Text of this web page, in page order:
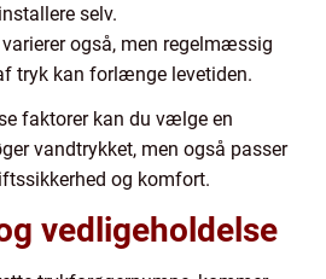
selv.
også, men regelmæssig
tryk kan forlænge levetiden.
faktorer kan du vælge en
vandtrykket, men også passer
og komfort.
vedligeholdelse